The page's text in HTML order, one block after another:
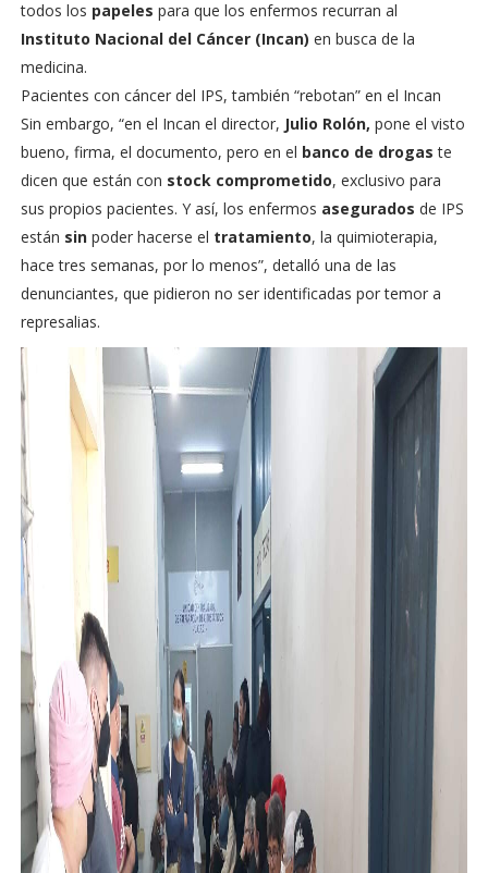
todos los papeles para que los enfermos recurran al
Instituto Nacional del Cáncer (Incan) en busca de la
medicina.
Pacientes con cáncer del IPS, también “rebotan” en el Incan
Sin embargo, “en el Incan el director, Julio Rolón, pone el visto
bueno, firma, el documento, pero en el banco de drogas te
dicen que están con stock comprometido, exclusivo para
sus propios pacientes. Y así, los enfermos asegurados de IPS
están sinpoder hacerse el tratamiento, la quimioterapia,
hace tres semanas, por lo menos”, detalló una de las
denunciantes, que pidieron no ser identificadas por temor a
represalias.